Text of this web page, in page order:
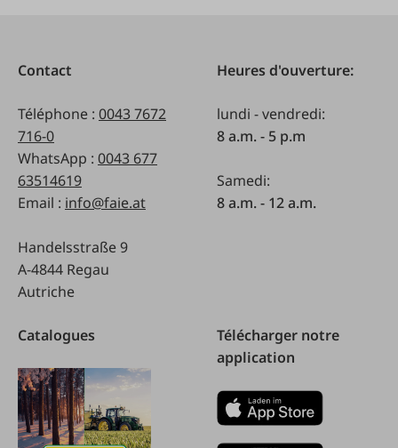
Contact
Téléphone : 0043 7672
716-0
WhatsApp : 0043 677
63514619
Email : info@faie.at
Handelsstraße 9
A-4844 Regau
Autriche
Heures d'ouverture:
lundi - vendredi:
8 a.m. - 5 p.m
Samedi:
8 a.m. - 12 a.m.
Catalogues
Télécharger notre
application